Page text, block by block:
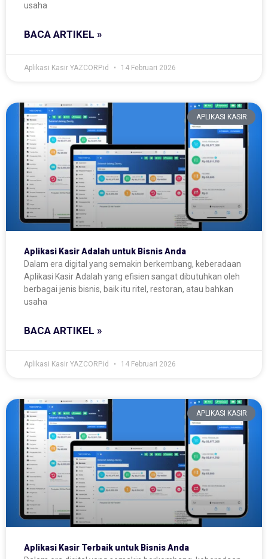
usaha
BACA ARTIKEL »
Aplikasi Kasir YAZCORP.id 14 Februari 2026
APLIKASI KASIR
Aplikasi Kasir Adalah untuk Bisnis Anda
Dalam era digital yang semakin berkembang, keberadaan
Aplikasi Kasir Adalah yang efisien sangat dibutuhkan oleh
berbagai jenis bisnis, baik itu ritel, restoran, atau bahkan
usaha
BACA ARTIKEL »
Aplikasi Kasir YAZCORP.id 14 Februari 2026
APLIKASI KASIR
Aplikasi Kasir Terbaik untuk Bisnis Anda